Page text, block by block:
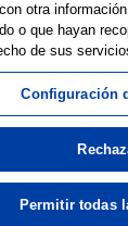
sorted by: 1
Bilbao
otra
o que hayan
de sus
Configuración
Permitir todas